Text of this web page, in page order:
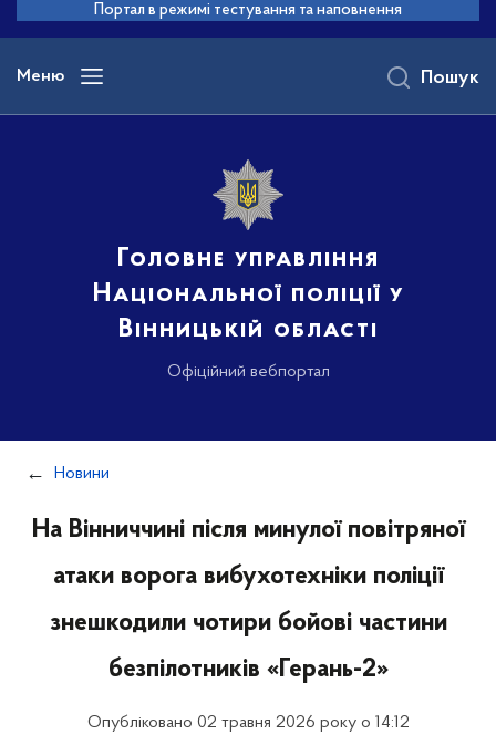
основного
вмісту
Портал в режимі тестування та наповнення
Меню
Головне управління
Національної поліції у
Вінницькій області
Офіційний вебпортал
Пошук
Новини
На Вінниччині після минулої повітряної
атаки ворога вибухотехніки поліції
знешкодили чотири бойові частини
безпілотників «Герань-2»
Опубліковано 02 травня 2026 року о 14:12